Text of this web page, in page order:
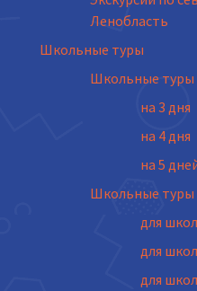
Ленобласть
Школьные туры
Школьные туры
на 3 дня
на 4 дня
на 5
Школьные туры
для
для
для